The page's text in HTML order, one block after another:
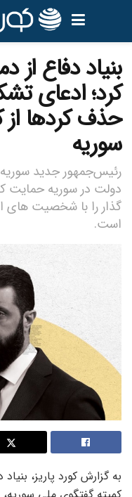
بنیاد دفاع از
کرد؛ ادعای
حذف کردها
سوریه
رئیس‌جمهور جدید
دولت در سوریه حمایت
گذار را با شخصیت های
است.
به گزارش کورد پاریز،